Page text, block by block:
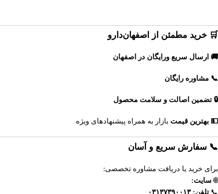
🛒 خرید مطمئن از اصفهان‌دارو
🚚 ارسال سریع ورایگان در اصفهان
📞 مشاوره رایگان
🔒 تضمین اصالت و سلامت محصول
💵 بهترین قیمت بازار به همراه پیشنهادهای ویژه
📞 سفارش سریع و آسان
برای خرید یا دریافت مشاوره تخصصی:
🌐سایت:
📞تلفن: ۰۳۱۳۷۳۹۰۰۱۳